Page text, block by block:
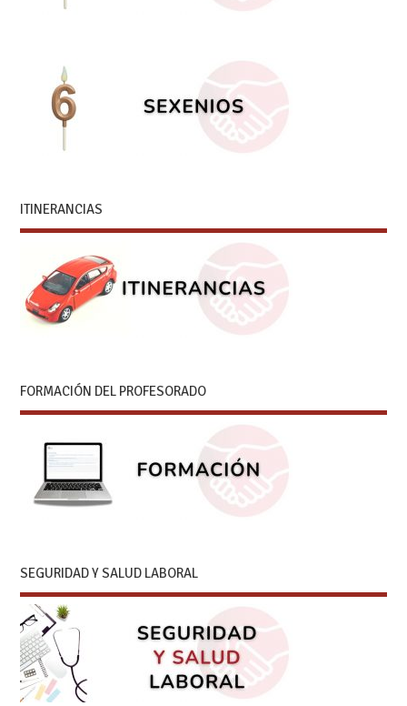
ITINERANCIAS
FORMACIÓN DEL PROFESORADO
SEGURIDAD Y SALUD LABORAL